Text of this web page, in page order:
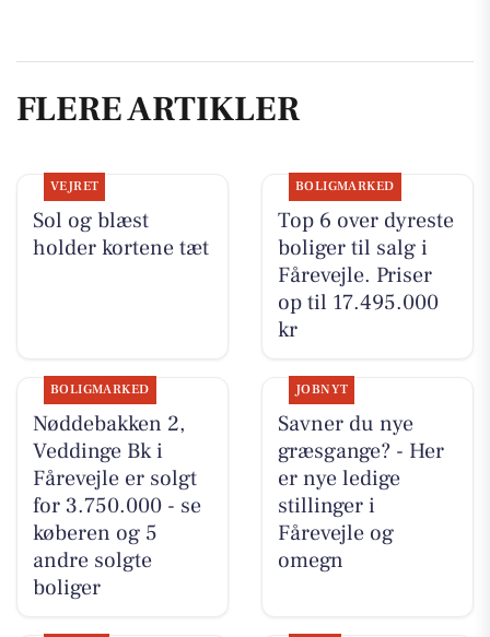
FLERE ARTIKLER
VEJRET
Sol og blæst
holder kortene tæt
BOLIGMARKED
Top 6 over dyreste
boliger til salg i
Fårevejle. Priser
op til 17.495.000
kr
BOLIGMARKED
Nøddebakken 2,
Veddinge Bk i
Fårevejle er solgt
for 3.750.000 - se
køberen og 5
andre solgte
boliger
JOBNYT
Savner du nye
græsgange? - Her
er nye ledige
stillinger i
Fårevejle og
omegn